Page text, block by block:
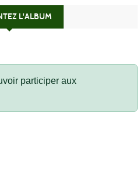
L'ALBUM
participer aux